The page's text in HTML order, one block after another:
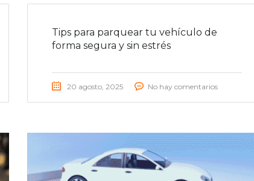
Tips para parquear tu vehículo de
forma segura y sin estrés
20 agosto, 2025 No hay comentarios